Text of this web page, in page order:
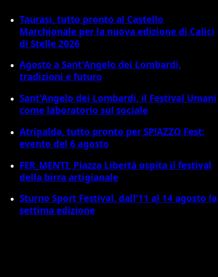
Taurasi, tutto pronto al Castello
Marchionale per la nuova edizione di Calici
di Stelle 2026
Agosto a Sant'Angelo dei Lombardi,
tradizioni e futuro
Sant'Angelo dei Lombardi, il Festival Umani
come laboratorio sul sociale
Atripalda, tutto pronto per SP!AZZO Fest:
evento del 6 agosto
FER_MENTI, Piazza Libertà ospita il festival
della birra artigianale
Sturno Sport Festival, dall'11 al 14 agosto la
settima edizione